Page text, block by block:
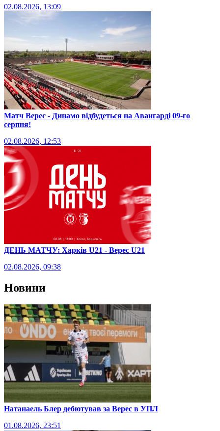
02.08.2026, 13:09
Матч Верес - Динамо відбудеться на Авангарді 09-го
серпня!
02.08.2026, 12:53
ДЕНЬ МАТЧУ: Харків U21 - Верес U21
02.08.2026, 09:38
Новини
Натанаель Блер дебютував за Верес в УПЛ
01.08.2026, 23:51